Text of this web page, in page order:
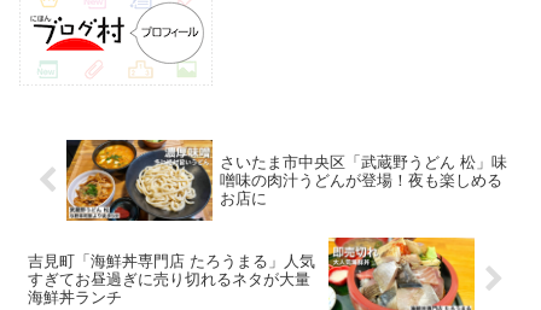
さいたま市中央区「武蔵野うどん 松」味
噌味の肉汁うどんが登場！夜も楽しめる
お店に
吉見町「海鮮丼専門店 たろうまる」人気
すぎてお昼過ぎに売り切れるネタが大量
海鮮丼ランチ